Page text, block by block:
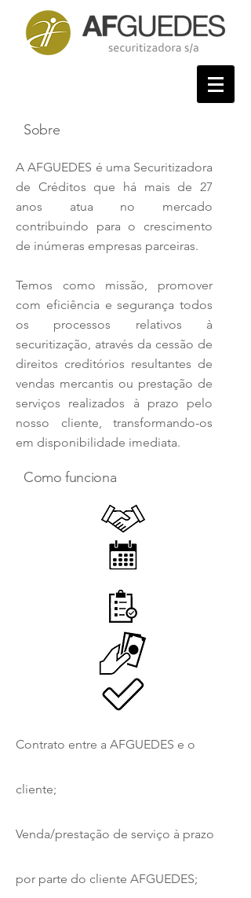
Sobre
A AFGUEDES é uma Securitizadora
de Créditos que há mais de 27
anos atua no mercado
contribuindo para o crescimento
de inúmeras empresas parceiras.
Temos como missão, promover
com eficiência e segurança todos
os processos relativos à
securitização, através da cessão de
direitos creditórios resultantes de
vendas mercantis ou prestação de
serviços realizados à prazo pelo
nosso cliente, transformando-os
em disponibilidade imediata.
Como funciona
Contrato entre a AFGUEDES e o
cliente;
Venda/prestação de serviço à prazo
por parte do cliente AFGUEDES;